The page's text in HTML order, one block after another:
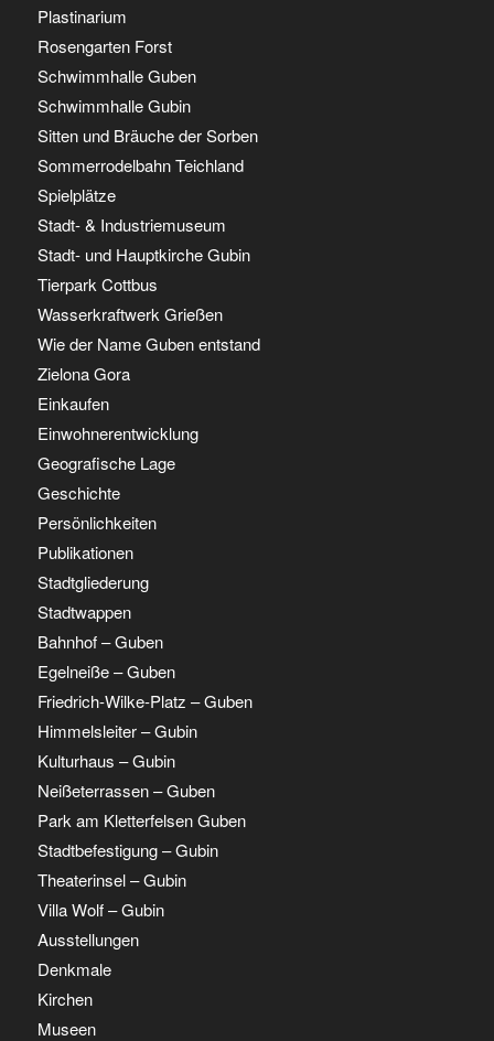
Plastinarium
Rosengarten Forst
Schwimmhalle Guben
Schwimmhalle Gubin
Sitten und Bräuche der Sorben
Sommerrodelbahn Teichland
Spielplätze
Stadt- & Industriemuseum
Stadt- und Hauptkirche Gubin
Tierpark Cottbus
Wasserkraftwerk Grießen
Wie der Name Guben entstand
Zielona Gora
Einkaufen
Einwohnerentwicklung
Geografische Lage
Geschichte
Persönlichkeiten
Publikationen
Stadtgliederung
Stadtwappen
Bahnhof – Guben
Egelneiße – Guben
Friedrich-Wilke-Platz – Guben
Himmelsleiter – Gubin
Kulturhaus – Gubin
Neißeterrassen – Guben
Park am Kletterfelsen Guben
Stadtbefestigung – Gubin
Theaterinsel – Gubin
Villa Wolf – Gubin
Ausstellungen
Denkmale
Kirchen
Museen